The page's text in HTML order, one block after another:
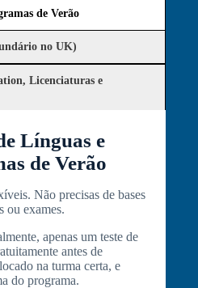
de Verão
no UK)
Licenciaturas e
Línguas e
de Verão
Não precisas de bases
ou exames.
apenas um teste de
antes de
na turma certa, e
do programa.